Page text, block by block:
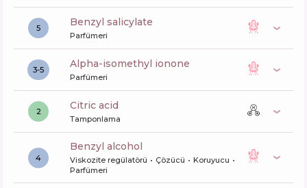
5 benzyl salicylate
Parfümeri
3-5 alpha-isomethyl ionone
Parfümeri
2 citric acid
Tamponlama
4
benzyl alcohol
Viskozite regülatörü Çözücü
Koruyucu
Parfümeri